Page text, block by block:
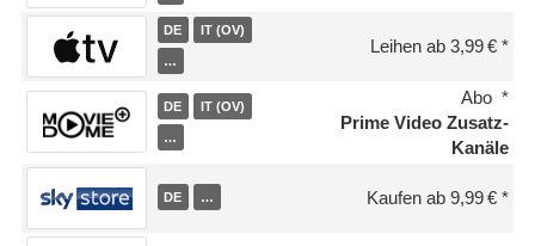
DE IT (OV)
…
Leihen ab 3,99 €
DE IT (OV)
…
Abo
Prime Video Zusatz-
Kanäle
DE … Kaufen ab 9,99 €